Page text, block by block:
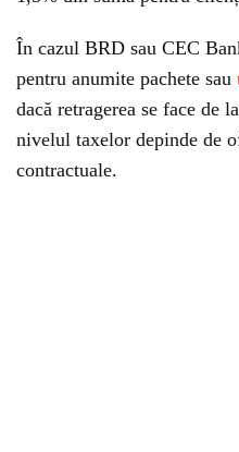
În cazul BRD sau CEC
pentru anumite pachete sau
dacă retragerea se face de
nivelul taxelor depinde de
contractuale.